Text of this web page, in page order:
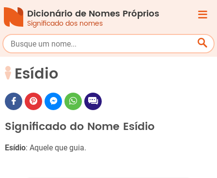
Dicionário de Nomes Próprios
Significado dos nomes
Esídio
Significado do Nome Esídio
Esídio: Aquele que guia.